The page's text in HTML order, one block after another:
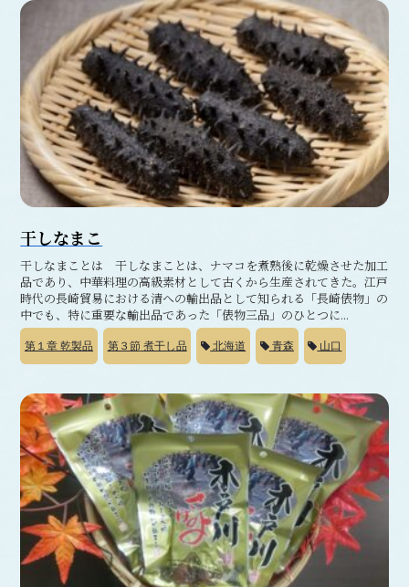
干しなまこ
干しなまことは 干しなまことは、ナマコを煮熟後に乾燥させた加工
品であり、中華料理の高級素材として古くから生産されてきた。江戸
時代の長崎貿易における清への輸出品として知られる「長崎俵物」の
中でも、特に重要な輸出品であった「俵物三品」のひとつに...
第１章 乾製品 第３節煮干し品 北海道 青森 山口